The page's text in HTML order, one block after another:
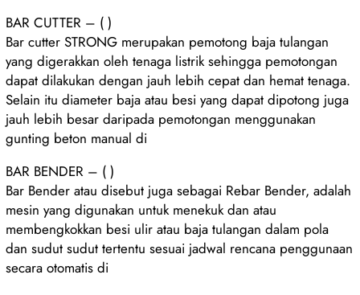
BAR CUTTER – ( )
Bar cutter STRONG merupakan pemotong baja tulangan
yang digerakkan oleh tenaga listrik sehingga pemotongan
dapat dilakukan dengan jauh lebih cepat dan hemat tenaga.
Selain itu diameter baja atau besi yang dapat dipotong juga
jauh lebih besar daripada pemotongan menggunakan
gunting beton manual di
BAR BENDER – ( )
Bar Bender atau disebut juga sebagai Rebar Bender, adalah
mesin yang digunakan untuk menekuk dan atau
membengkokkan besi ulir atau baja tulangan dalam pola
dan sudut sudut tertentu sesuai jadwal rencana penggunaan
secara otomatis di